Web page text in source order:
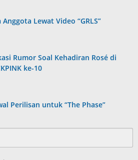
Lewat Video “GRLS”
Rumor Soal Kehadiran Rosé di
ke-10
Perilisan untuk “The Phase”